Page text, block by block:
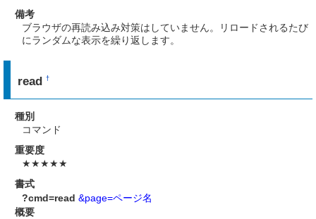
備考
ブラウザの再読み込み対策はしていません。リロードされるたび
にランダムな表示を繰り返します。
read†
種別
コマンド
重要度
★★★★★
書式
?cmd=read &page=ページ名
概要